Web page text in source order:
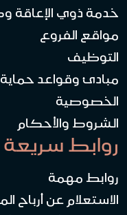
خدمة ذوي الإعاقة
مواقع الفروع
التوظيف
مبادئ وقواعد
الخصوصية
الشروط والأحكام
روابط سريعة
روابط مهمة
الاستعلام عن أرباح